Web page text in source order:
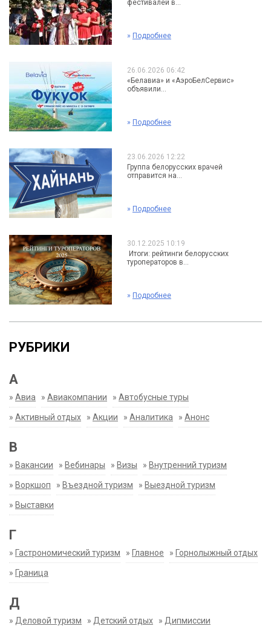
фестивалей в...
» Подробнее
26.06.2026 06:42
«Белавиа» и «АэроБелСервис»
объявили...
» Подробнее
23.06.2026 12:22
Группа белорусских врачей
отправится на...
» Подробнее
30.12.2025 10:19
Итоги: рейтинги белорусских
туроператоров в...
» Подробнее
РУБРИКИ
А
» Авиа » Авиакомпании » Автобусные туры
» Активный отдых » Акции » Аналитика » Анонс
В
» Вакансии » Вебинары » Визы » Внутренний туризм
» Воркшоп » Въездной туризм » Выездной туризм
» Выставки
Г
» Гастрономический туризм » Главное » Горнолыжный отдых
» Граница
Д
» Деловой туризм » Детский отдых » Дипмиссии